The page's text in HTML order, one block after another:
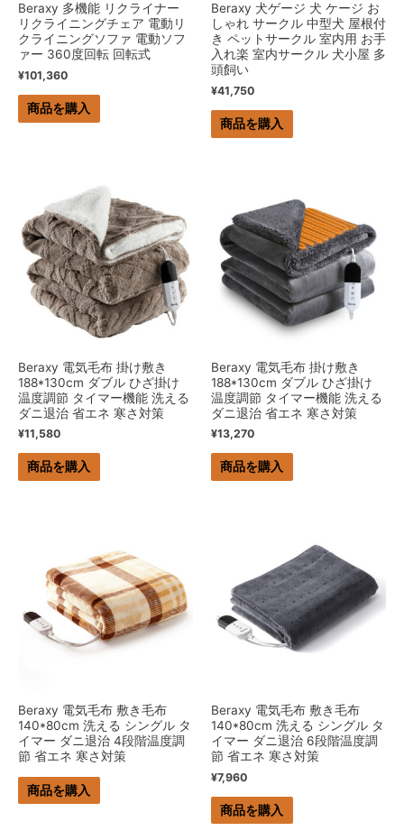
Beraxy 多機能 リクライナー
リクライニングチェア 電動リ
クライニングソファ 電動ソフ
ァー 360度回転 回転式
¥101,360
商品を購入
Beraxy 犬ゲージ 犬 ケージ お
しゃれ サークル 中型犬 屋根付
き ペットサークル 室内用 お手
入れ楽 室内サークル 犬小屋 多
頭飼い
¥41,750
商品を購入
Beraxy 電気毛布 掛け敷き
188*130cm ダブル ひざ掛け
温度調節 タイマー機能 洗える
ダニ退治 省エネ 寒さ対策
¥11,580
商品を購入
Beraxy 電気毛布 掛け敷き
188*130cm ダブル ひざ掛け
温度調節 タイマー機能 洗える
ダニ退治 省エネ 寒さ対策
¥13,270
商品を購入
Beraxy 電気毛布 敷き毛布
140*80cm 洗える シングル タ
イマー ダニ退治 4段階温度調
節 省エネ 寒さ対策
商品を購入
Beraxy 電気毛布 敷き毛布
140*80cm 洗える シングル タ
イマー ダニ退治 6段階温度調
節 省エネ 寒さ対策
¥7,960
商品を購入